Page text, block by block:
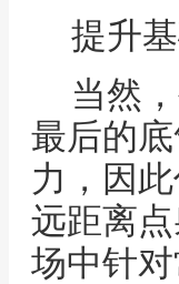
提升
当然
最后的
力，因
远距离
场中针